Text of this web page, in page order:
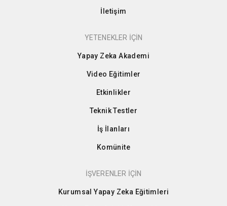
İletişim
YETENEKLER İÇİN
Yapay Zeka Akademi
Video Eğitimler
Etkinlikler
Teknik Testler
İş İlanları
Komünite
İŞVERENLER İÇİN
Kurumsal Yapay Zeka Eğitimleri